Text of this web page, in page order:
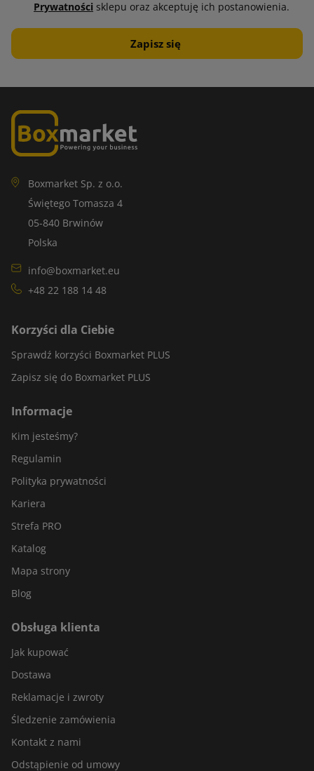
Prywatności sklepu oraz akceptuję ich postanowienia.
Boxmarket Sp. z o.o.
Świętego Tomasza 4
05-840 Brwinów
Polska
info@boxmarket.eu
+48 22 188 14 48
Korzyści dla Ciebie
Sprawdź korzyści Boxmarket PLUS
Zapisz się do Boxmarket PLUS
Informacje
Kim jesteśmy?
Regulamin
Polityka prywatności
Kariera
Strefa PRO
Katalog
Mapa strony
Blog
Obsługa klienta
Jak kupować
Dostawa
Reklamacje i zwroty
Śledzenie zamówienia
Kontakt z nami
Odstąpienie od umowy